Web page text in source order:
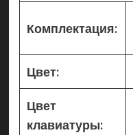
Комплектация:
Цвет:
Цвет
клавиатуры: